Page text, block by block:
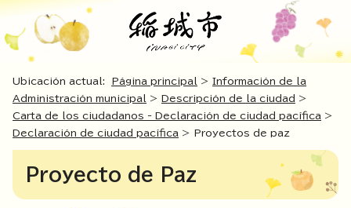
Ubicación actual: Página principal > Información de la
Administración municipal
> Descripción de la ciudad >
Carta de los ciudadanos - Declaración de ciudad pacífica >
Declaración de ciudad pacífica > Proyectos de paz
Proyecto de Paz